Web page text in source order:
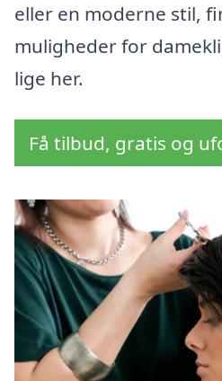
eller en moderne stil,
muligheder for
lige her.
Få tilbud, gratis og